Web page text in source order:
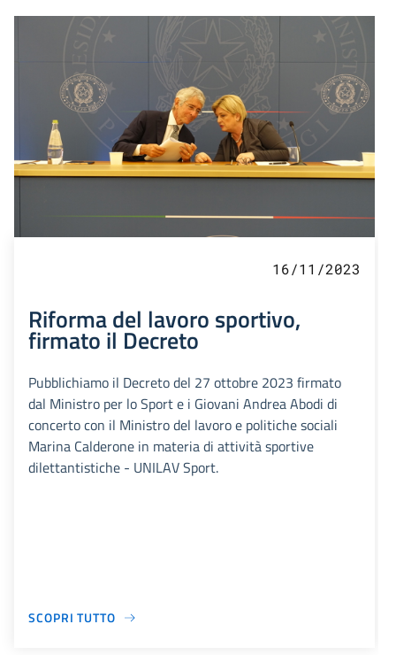
16/11/2023
Riforma del lavoro sportivo,
firmato il Decreto
Pubblichiamo il Decreto del 27 ottobre 2023 firmato
dal Ministro per lo Sport e i Giovani Andrea Abodi di
concerto con il Ministro del lavoro e politiche sociali
Marina Calderone in materia di attività sportive
dilettantistiche - UNILAV Sport.
SCOPRI TUTTO